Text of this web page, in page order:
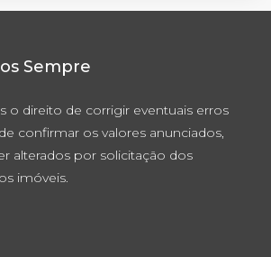
Sempre
o direito de corrigir eventuais erros
confirmar os valores anunciados,
alterados por solicitação dos
imóveis.